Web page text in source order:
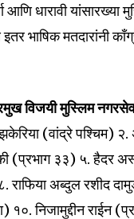
simply enter your
button below. Don't
6,300
Fans
आणि धारावी
इतर भाषिक मतदारांनी
विजयी मुस्लिम
(वांद्रे पश्चिम)
(प्रभाग ३३) ५.
राफिया अब्दुल रशीद
१०. निजामुद्दीन राईन